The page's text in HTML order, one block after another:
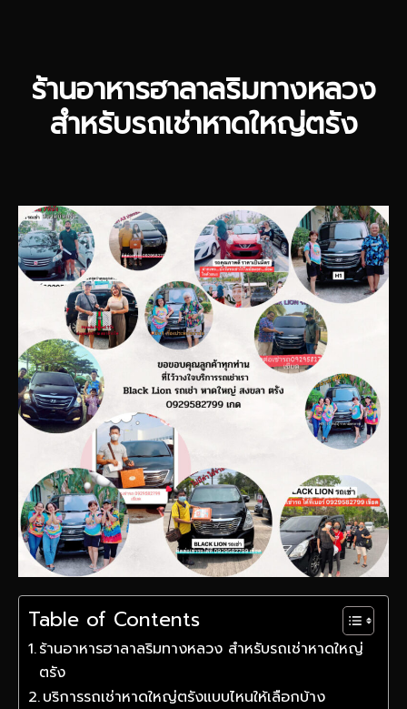
ร้านอาหารฮาลาลริมทางหลวง
สำหรับรถเช่าหาดใหญ่ตรัง
Table of Contents
ร้านอาหารฮาลาลริมทางหลวง สำหรับรถเช่าหาดใหญ่
ตรัง
บริการรถเช่าหาดใหญ่ตรังแบบไหนให้เลือกบ้าง